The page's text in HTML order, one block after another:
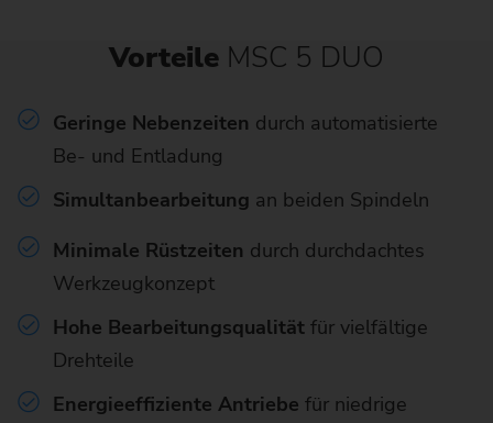
Vorteile MSC 5 DUO
Geringe Nebenzeiten durch automatisierte
Be- und Entladung
Simultanbearbeitung an beiden Spindeln
Minimale Rüstzeiten durch durchdachtes
Werkzeugkonzept
Hohe Bearbeitungsqualität für vielfältige
Drehteile
Energieeffiziente Antriebe für niedrige